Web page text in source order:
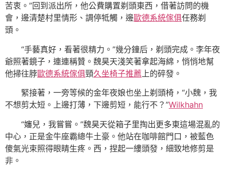
苦衷。”回到派出所，他公費購置剃頭東西，借著訪問的機
會，邊清楚村里情形、調停牴觸，邊歐德系統傢俱任務剃
頭。
“手藝真好，看著很精力。”幾分鐘后，剃頭完成。李年夜
爺照著鏡子，連連稱贊。魏昊天淺笑著拿起海綿，悄悄地幫
他掃往脖歐德系統傢俱頸久坐椅子推薦 上的碎發。
緊接著，一旁等候的金年夜娘也坐上剃頭椅，“小魏，我
不想剪太短。上邊打薄，下邊剪短，能行不？”Wilkhahn
“嬸兒，我嘗嘗。”魏昊天從箱子里掏出更多東這場混亂的
中心，正是金牛座霸總牛土豪。他站在咖啡館門口，被藍色
傻氣光束照得眼睛生疼。西，捏起一縷頭發，細致地修剪是
非。